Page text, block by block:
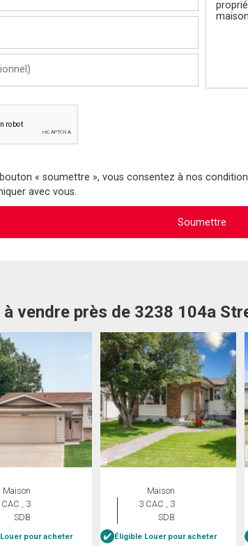
« soumettre », vous consentez à nos
avec vous.
vendre près de 3238 104a
Maison
CAC , 3
SDB
pour acheter
Maison
3 CAC , 3
SDB
Éligible Louer pour acheter